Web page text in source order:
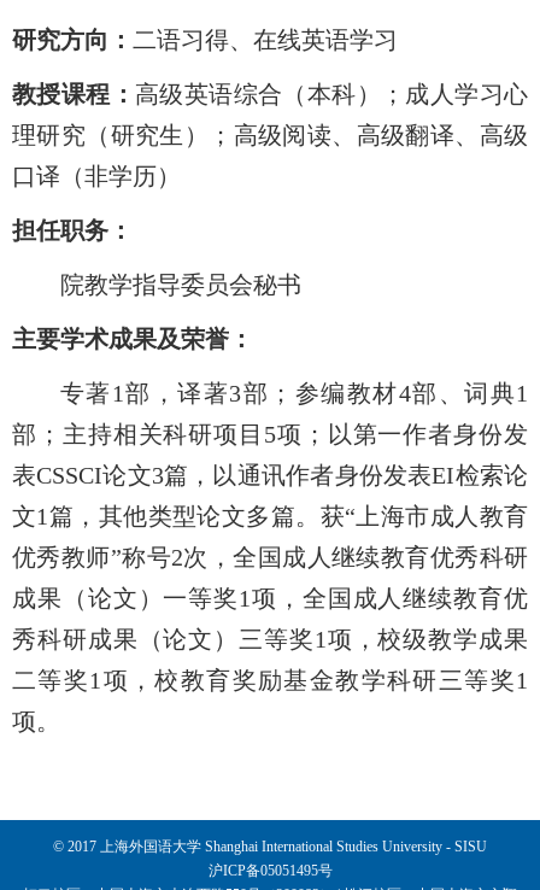
研究方向： 二语习得、在线英语学习
教授课程： 高级英语综合（本科）；成人学习心
理研究（研究生）；高级阅读、高级翻译、高级
口译（非学历）
担任职务：
院教学指导委员会秘书
主要学术成果及荣誉：
专著1部，译著3部；参编教材4部、词典1
部；主持相关科研项目5项；以第一作者身份发
表CSSCI论文3篇，以通讯作者身份发表EI检索论
文1篇，其他类型论文多篇。获“上海市成人教育
优秀教师”称号2次，全国成人继续教育优秀科研
成果（论文）一等奖1项，全国成人继续教育优
秀科研成果（论文）三等奖1项，校级教学成果
二等奖1项，校教育奖励基金教学科研三等奖1
项。
© 2017 上海外国语大学 Shanghai International Studies University - SISU
沪ICP备05051495号